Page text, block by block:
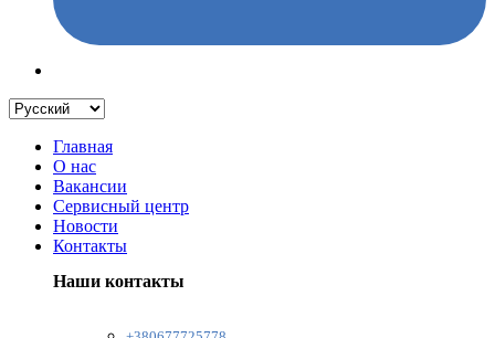
Главная
О нас
Вакансии
Сервисный центр
Новости
Контакты
Наши контакты